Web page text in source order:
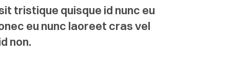
tristique quisque id nunc eu
eu nunc laoreet cras vel
non.